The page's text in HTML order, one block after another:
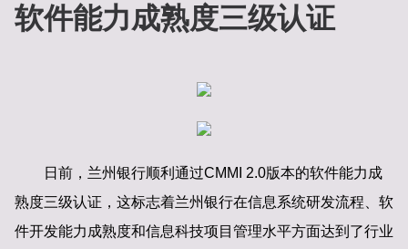
软件能力成熟度三级认证
日前，兰州银行顺利通过CMMI 2.0版本的软件能力成
熟度三级认证，这标志着兰州银行在信息系统研发流程、软
件开发能力成熟度和信息科技项目管理水平方面达到了行业